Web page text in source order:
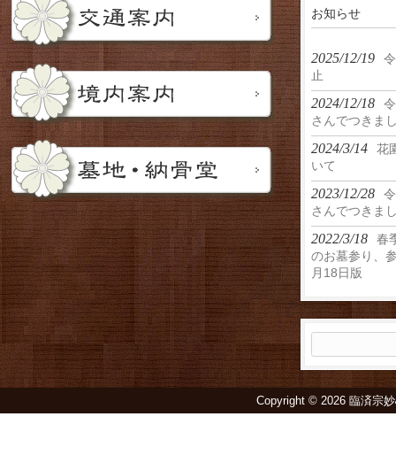
お知らせ
2025/12/19
止
2024/12/18
さんでつきま
2024/3/14
花
いて
2023/12/28
さんでつき
2022/3/18
春
のお墓参り、
月18日版
索:
Copyright © 2026 臨済宗